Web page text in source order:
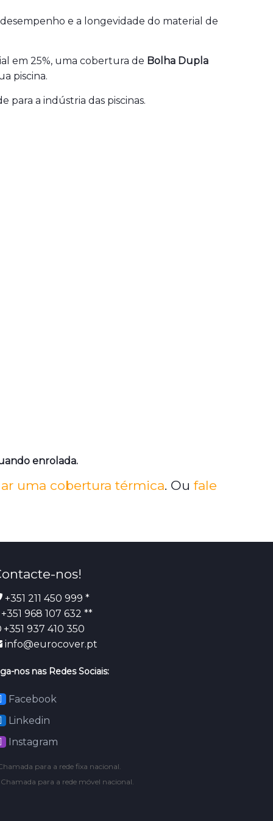
e a longevidade do material de
em 25%, uma cobertura de Bolha Dupla
piscina.
para a indústria das piscinas.
enrolada.
uma cobertura térmica. Ou fale
nos!
+351 211 450 999 *
968 107 632 **
+351 937 410 350
info@eurocover.pt
nos nas Redes Sociais:
Facebook
Linkedin
Instagram
para a rede fixa nacional.
para a rede móvel nacional.